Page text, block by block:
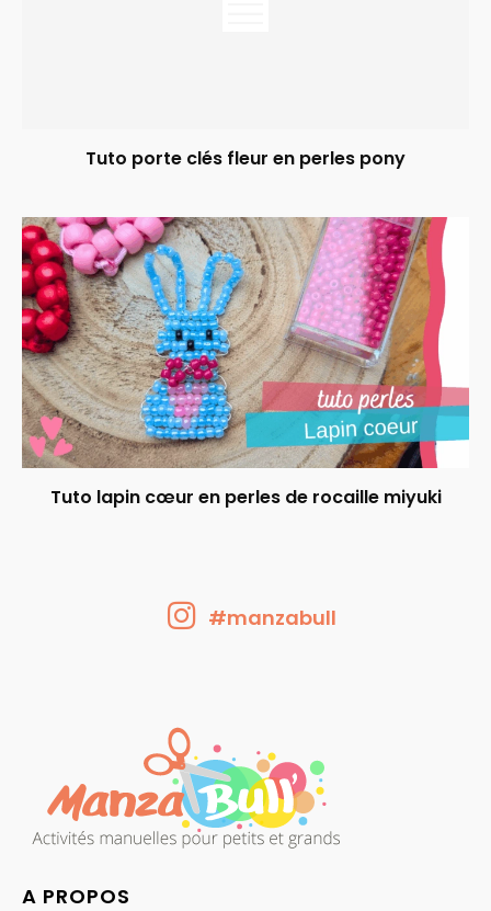
Tuto porte clés fleur en perles pony
Tuto lapin cœur en perles de rocaille miyuki
#manzabull
A PROPOS